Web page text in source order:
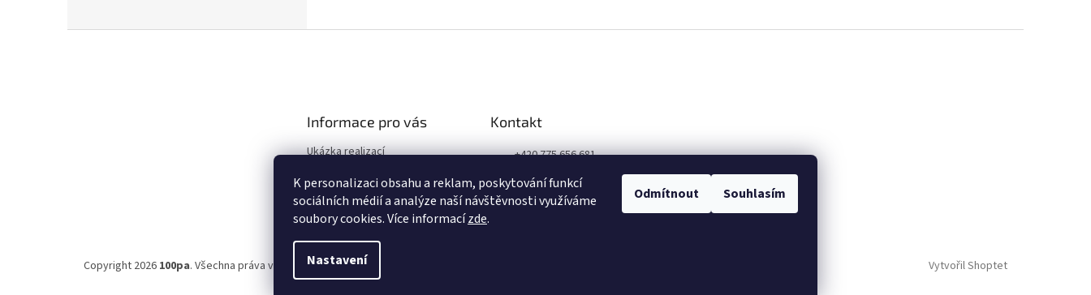
K personalizaci obsahu a reklam, poskytování funkcí
sociálních médií a analýze naší návštěvnosti využíváme
soubory cookies. Více informacízde.
Nastavení
Odmítnout Souhlasím
Informace pro vás
Ukázka realizací
Ochrana osobních údajů
Kontakt
+420 775 656 681
+420 606 050 462
Facebook
Vytvořil Shoptet
Copyright 2026 100pa. Všechna práva vyhrazena.Upravit nastavení cookies